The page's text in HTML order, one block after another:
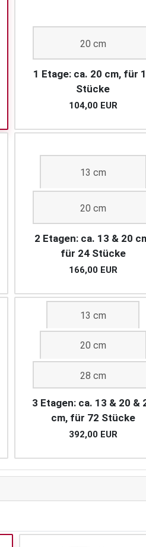
20 cm
1 Etage: ca. 20 cm, für
Stücke
104,00 EUR
13 cm
20 cm
2 Etagen: ca. 13 & 20
für 24 Stücke
166,00 EUR
13 cm
20 cm
28 cm
3 Etagen: ca. 13 & 20 &
cm, für 72 Stücke
392,00 EUR